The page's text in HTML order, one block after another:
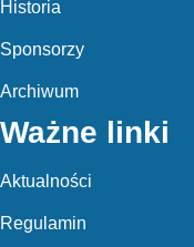
Historia
Sponsorzy
Archiwum
Ważne linki
Aktualności
Regulamin